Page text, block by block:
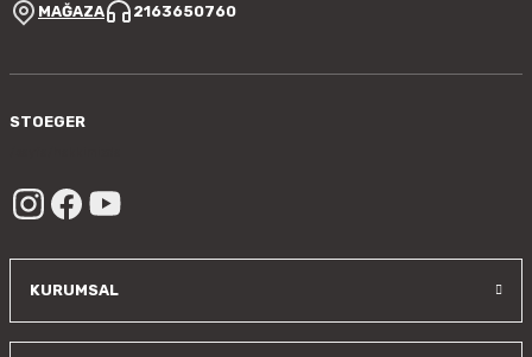
MAĞAZA 2163650760
STOEGER
KURUMSAL